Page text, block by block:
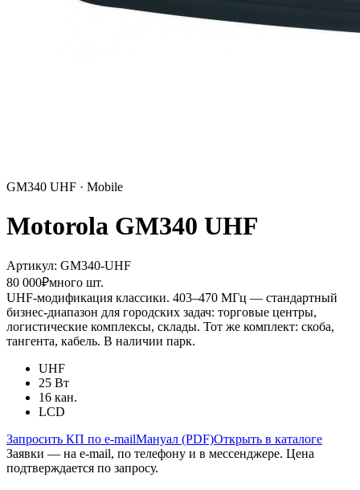
GM340 UHF · Mobile
Motorola GM340 UHF
Артикул: GM340-UHF
80 000₽много шт.
UHF-модификация классики. 403–470 МГц — стандартный
бизнес-диапазон для городских задач: торговые центры,
логистические комплексы, склады. Тот же комплект: скоба,
тангента, кабель. В наличии парк.
UHF
25 Вт
16 кан.
LCD
Запросить КП по e-mailМануал (PDF)Открыть в каталоге
Заявки — на e-mail, по телефону и в мессенджере. Цена
подтверждается по запросу.